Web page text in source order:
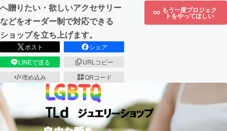
へ贈りたい・欲しいアクセサリー
などをオーダー制で対応できる
ショップを立ち上げます。
ポスト
シェア
LINEで送る
URLコピー
埋め込み
QRコード
もう一度プロジェク
トをやってほしい